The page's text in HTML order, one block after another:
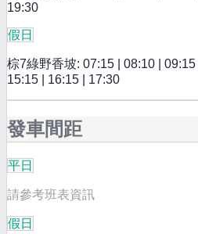
19:30
假日
棕7綠野香坡: 07:15 | 08:10 | 09:15
15:15 | 16:15 | 17:30
發車間距
平日
請參考班表資訊
假日